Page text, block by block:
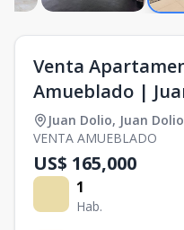
Venta
Amueblado |
Juan Dolio, Juan Dolio
VENTA AMUEBLADO
US$ 165,000
1
Hab.